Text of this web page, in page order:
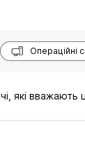
Операційні
які вважають